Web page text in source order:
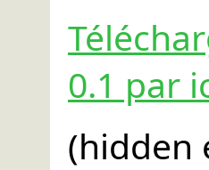
0.1 par
(hidden